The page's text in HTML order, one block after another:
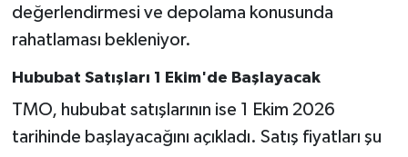
değerlendirmesi ve depolama konusunda
rahatlaması bekleniyor.
Hububat Satışları 1 Ekim'de Başlayacak
TMO, hububat satışlarının ise 1 Ekim 2026
tarihinde başlayacağını açıkladı. Satış fiyatları şu